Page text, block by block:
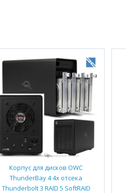
Корпус для дисков OWC
ThunderBay 4 4x отсека
Thunderbolt 3 RAID 5 SoftRAID